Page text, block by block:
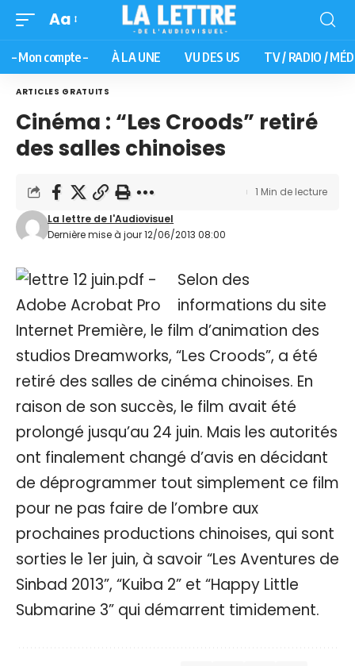
Aa
– Mon compte – À LA UNE VU DES US TV / RADIO /
ARTICLES GRATUITS
Cinéma : “Les Croods” retiré
des salles chinoises
Dernière mise à jour 12/06/2013 08:00
La lettre de l'Audiovisuel
1 Min de lecture
Selon des
informations du site
Internet Première, le film d’animation des
studios Dreamworks, “Les Croods”, a été
retiré des salles de cinéma chinoises. En
raison de son succès, le film avait été
prolongé jusqu’au 24 juin. Mais les autorités
ont finalement changé d’avis en décidant
de déprogrammer tout simplement ce film
pour ne pas faire de l’ombre aux
prochaines productions chinoises, qui sont
sorties le 1er juin, à savoir “Les Aventures de
Sinbad 2013”, “Kuiba 2” et “Happy Little
Submarine 3” qui démarrent timidement.